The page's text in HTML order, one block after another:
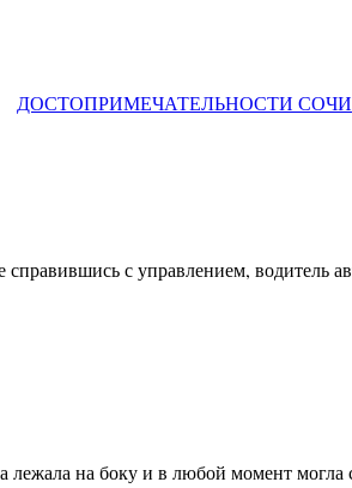
ДОСТОПРИМЕЧАТЕЛЬНОСТИ СОЧИ
с управлением, водитель
на боку и в любой момент могла